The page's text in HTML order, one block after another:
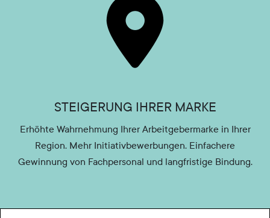
STEIGERUNG IHRER MARKE
Erhöhte Wahrnehmung Ihrer Arbeitgebermarke in Ihrer
Region. Mehr Initiativbewerbungen. Einfachere
Gewinnung von Fachpersonal und langfristige Bindung.